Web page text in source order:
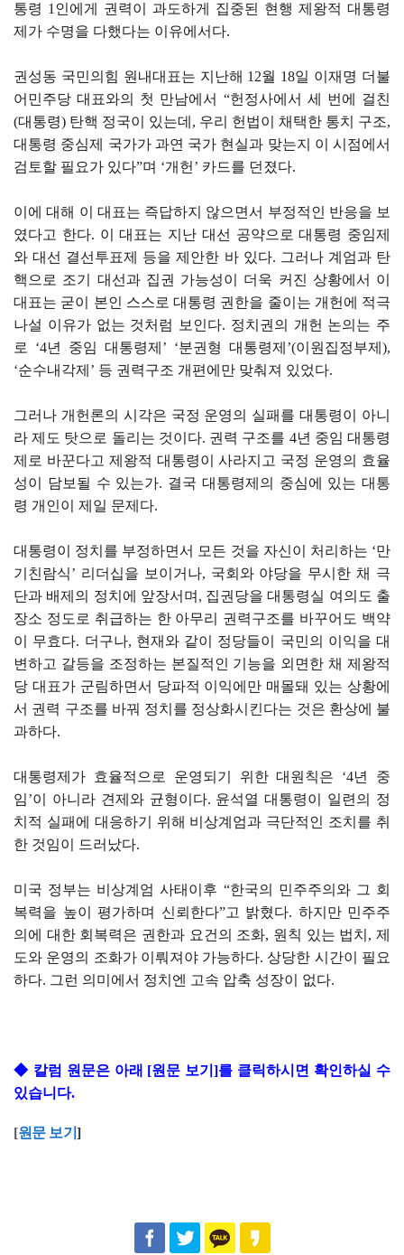
통령 1인에게 권력이 과도하게 집중된 현행 제왕적 대통령
제가 수명을 다했다는 이유에서다.
권성동 국민의힘 원내대표는 지난해 12월 18일 이재명 더불
어민주당 대표와의 첫 만남에서 “헌정사에서 세 번에 걸친
(대통령) 탄핵 정국이 있는데, 우리 헌법이 채택한 통치 구조,
대통령 중심제 국가가 과연 국가 현실과 맞는지 이 시점에서
검토할 필요가 있다”며 ‘개헌’ 카드를 던졌다.
이에 대해 이 대표는 즉답하지 않으면서 부정적인 반응을 보
였다고 한다. 이 대표는 지난 대선 공약으로 대통령 중임제
와 대선 결선투표제 등을 제안한 바 있다. 그러나 계엄과 탄
핵으로 조기 대선과 집권 가능성이 더욱 커진 상황에서 이
대표는 굳이 본인 스스로 대통령 권한을 줄이는 개헌에 적극
나설 이유가 없는 것처럼 보인다. 정치권의 개헌 논의는 주
로 ‘4년 중임 대통령제’ ‘분권형 대통령제’(이원집정부제),
‘순수내각제’ 등 권력구조 개편에만 맞춰져 있었다.
그러나 개헌론의 시각은 국정 운영의 실패를 대통령이 아니
라 제도 탓으로 돌리는 것이다. 권력 구조를 4년 중임 대통령
제로 바꾼다고 제왕적 대통령이 사라지고 국정 운영의 효율
성이 담보될 수 있는가. 결국 대통령제의 중심에 있는 대통
령 개인이 제일 문제다.
대통령이 정치를 부정하면서 모든 것을 자신이 처리하는 ‘만
기친람식’ 리더십을 보이거나, 국회와 야당을 무시한 채 극
단과 배제의 정치에 앞장서며, 집권당을 대통령실 여의도 출
장소 정도로 취급하는 한 아무리 권력구조를 바꾸어도 백약
이 무효다. 더구나, 현재와 같이 정당들이 국민의 이익을 대
변하고 갈등을 조정하는 본질적인 기능을 외면한 채 제왕적
당 대표가 군림하면서 당파적 이익에만 매몰돼 있는 상황에
서 권력 구조를 바꿔 정치를 정상화시킨다는 것은 환상에 불
과하다.
대통령제가 효율적으로 운영되기 위한 대원칙은 ‘4년 중
임’이 아니라 견제와 균형이다. 윤석열 대통령이 일련의 정
치적 실패에 대응하기 위해 비상계엄과 극단적인 조치를 취
한 것임이 드러났다.
미국 정부는 비상계엄 사태이후 “한국의 민주주의와 그 회
복력을 높이 평가하며 신뢰한다”고 밝혔다. 하지만 민주주
의에 대한 회복력은 권한과 요건의 조화, 원칙 있는 법치, 제
도와 운영의 조화가 이뤄져야 가능하다. 상당한 시간이 필요
하다. 그런 의미에서 정치엔 고속 압축 성장이 없다.
◆ 칼럼 원문은 아래 [원문 보기]를 클릭하시면 확인하실 수
있습니다.
[원문 보기]